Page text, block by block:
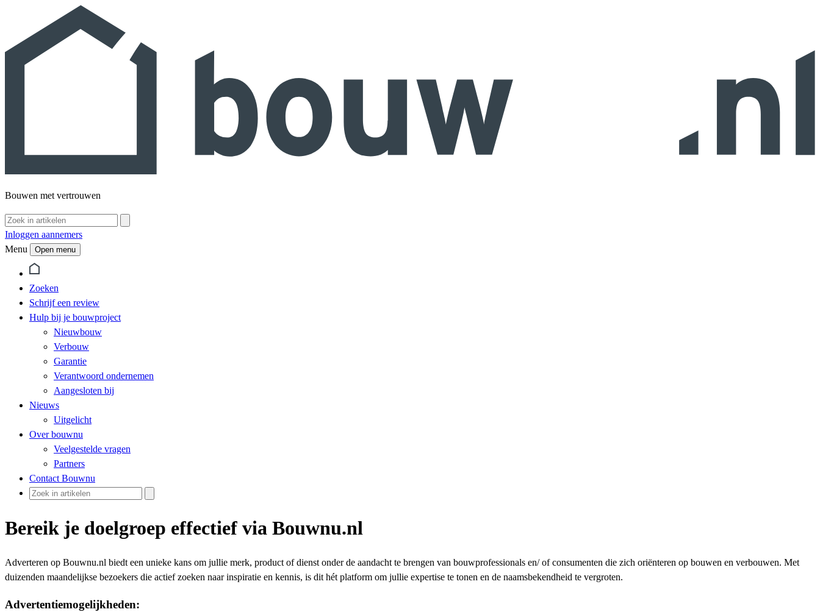
Bouwen met vertrouwen
Inloggen aannemers
Menu
Open menu
Zoeken
Schrijf een review
Hulp bij je bouwproject
Nieuwbouw
Verbouw
Garantie
Verantwoord ondernemen
Aangesloten bij
Nieuws
Uitgelicht
Over bouwnu
Veelgestelde vragen
Partners
Contact Bouwnu
Bereik je doelgroep effectief via Bouwnu.nl
Adverteren op Bouwnu.nl biedt een unieke kans om jullie merk, product of dienst onder de aandacht te brengen van bouwprofessionals en/ of consumenten die zich oriënteren op bouwen en verbouwen. Met
duizenden maandelijkse bezoekers die actief zoeken naar inspiratie en kennis, is dit hét platform om jullie expertise te tonen en de naamsbekendheid te vergroten.
Advertentiemogelijkheden: